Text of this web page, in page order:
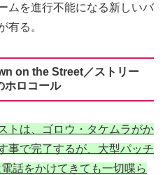
ムを進行不能になる新しいバ
有る。
on the Street／ストリー
ホロコール
トは、ゴロウ・タケムラがか
事で完了するが、大型パッチ
話をかけてきても一切喋ら